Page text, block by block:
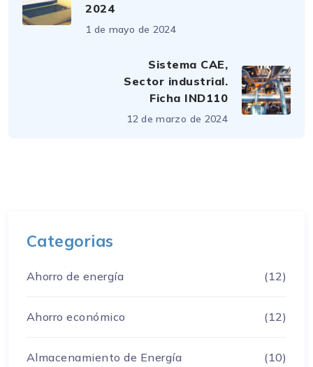
2024
1 de mayo de 2024
Sistema CAE,
Sector industrial.
Ficha IND110
12 de marzo de 2024
Categorias
Ahorro de energía (12)
Ahorro económico (12)
Almacenamiento de Energía (10)